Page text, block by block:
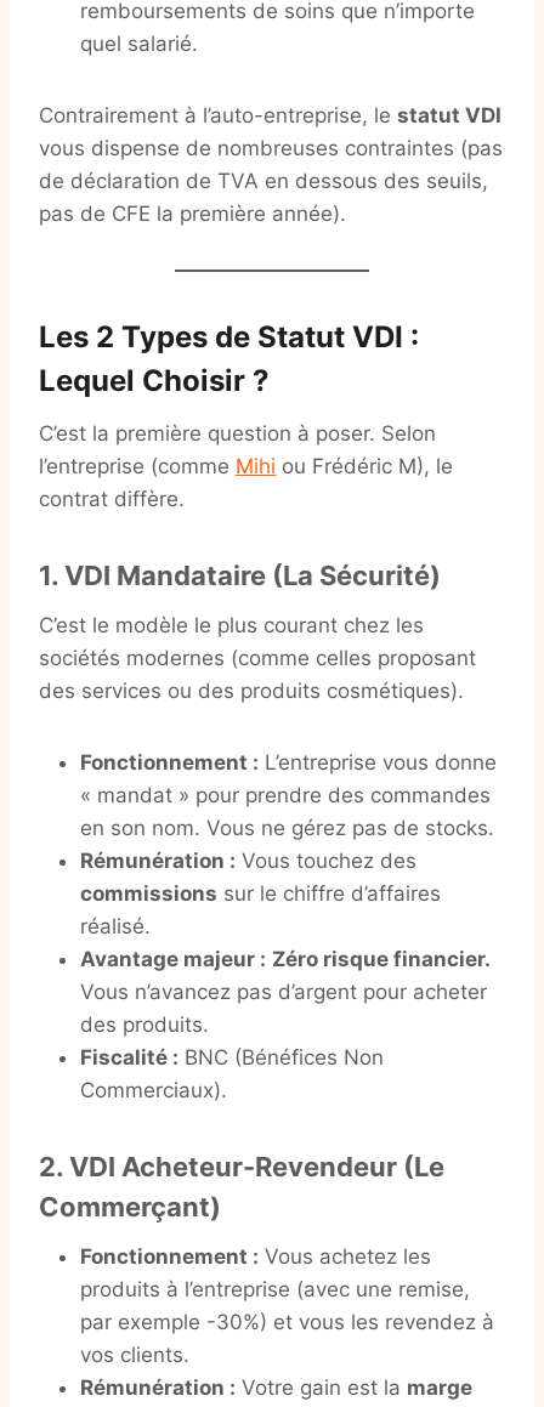
remboursements de soins que n’importe
quel salarié.
Contrairement à l’auto-entreprise, le statut VDI
vous dispense de nombreuses contraintes (pas
de déclaration de TVA en dessous des seuils,
pas de CFE la première année).
Les 2 Types de Statut VDI :
Lequel Choisir ?
C’est la première question à poser. Selon
l’entreprise (comme Mihi ou Frédéric M), le
contrat diffère.
1. VDI Mandataire (La Sécurité)
C’est le modèle le plus courant chez les
sociétés modernes (comme celles proposant
des services ou des produits cosmétiques).
Fonctionnement : L’entreprise vous donne
« mandat » pour prendre des commandes
en son nom. Vous ne gérez pas de stocks.
Rémunération : Vous touchez des
commissions sur le chiffre d’affaires
réalisé.
Avantage majeur : Zéro risque financier.
Vous n’avancez pas d’argent pour acheter
des produits.
Fiscalité : BNC (Bénéfices Non
Commerciaux).
2. VDI Acheteur-Revendeur (Le
Commerçant)
Fonctionnement : Vous achetez les
produits à l’entreprise (avec une remise,
par exemple -30%) et vous les revendez à
vos clients.
Rémunération : Votre gain est la marge